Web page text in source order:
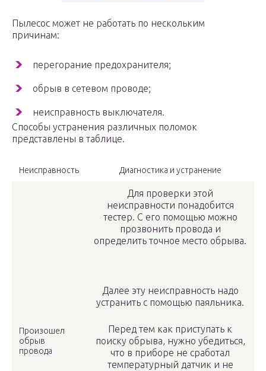
Пылесос может не работать по нескольким
причинам:
перегорание предохранителя;
обрыв в сетевом проводе;
неисправность выключателя.
Способы устранения различных поломок
представлены в таблице.
Неисправность Диагностика и устранение
Произошел
обрыв
провода
Для проверки этой
неисправности понадобится
тестер. С его помощью можно
прозвонить провода и
определить точное место обрыва.
Далее эту неисправность надо
устранить с помощью паяльника.
Перед тем как приступать к
поиску обрыва, нужно убедиться,
что в приборе не сработал
температурный датчик и не